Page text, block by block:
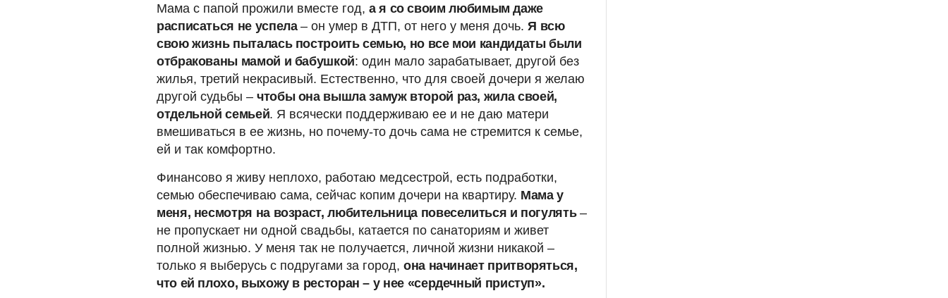
Мама с папой прожили вместе год, а я со своим любимым даже
расписаться не успела– он умер в ДТП, от него у меня дочь. Я всю
свою жизнь пыталась построить семью, но все мои кандидаты были
отбракованы мамой и бабушкой: один мало зарабатывает, другой без
жилья, третий некрасивый. Естественно, что для своей дочери я желаю
другой судьбы – чтобы она вышла замуж второй раз, жила своей,
отдельной семьей. Я всячески поддерживаю ее и не даю матери
вмешиваться в ее жизнь, но почему-то дочь сама не стремится к семье,
ей и так комфортно.
Финансово я живу неплохо, работаю медсестрой, есть подработки,
семью обеспечиваю сама, сейчас копим дочери на квартиру. Мама у
меня, несмотря на возраст, любительница повеселиться и погулять–
не пропускает ни одной свадьбы, катается по санаториям и живет
полной жизнью. У меня так не получается, личной жизни никакой –
только я выберусь с подругами за город, она начинает притворяться,
что ей плохо, выхожу в ресторан – у нее «сердечный приступ».